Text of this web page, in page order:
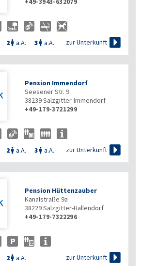
2  a.A. 3  a.A. zur Unterkunft 
Pension Immendorf
Seesener Str. 9
38239Salzgitter-Immendorf
+49-179-3721299
2  a.A. 3  a.A. zur Unterkunft 
Pension Hüttenzauber
Kanalstraße 9a
38229Salzgitter-Hallendorf
+49-179-7322296
2  a.A. zur Unterkunft 